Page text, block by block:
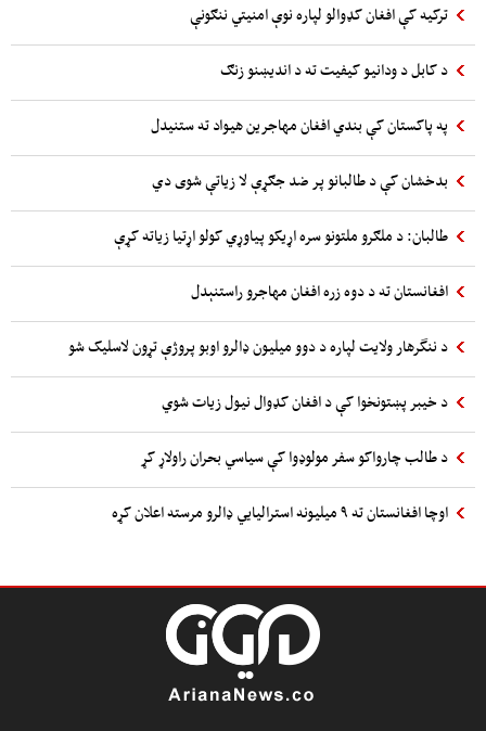
ترکیه کې افغان کډوالو لپاره نوې امنیتي ننګونې
د کابل د ودانیو کیفیت ته د اندیښنو زنګ
په پاکستان کې بندي افغان مهاجرین هیواد ته ستنیدل
بدخشان کې د طالبانو پر ضد جګړې لا زیاتې شوی دي
طالبان: د ملګرو ملتونو سره اړیکو پیاوړي کولو اړتیا زیاته کړې
افغانستان ته د دوه زره افغان مهاجرو راستنېدل
د ننگرهار ولایت لپاره د دوو میلیون ډالرو اوبو پروژې تړون لاسلیک شو
د خیبر پښتونخوا کې د افغان کډوال نیول زیات شوي
د طالب چارواکو سفر مولوډوا کې سیاسي بحران راولاړ کړ
اوچا افغانستان ته ۹ میلیونه استرالیایي ډالرو مرسته اعلان کړه